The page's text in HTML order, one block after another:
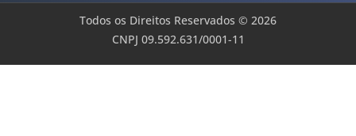
Todos os Direitos Reservados © 2026
CNPJ 09.592.631/0001-11